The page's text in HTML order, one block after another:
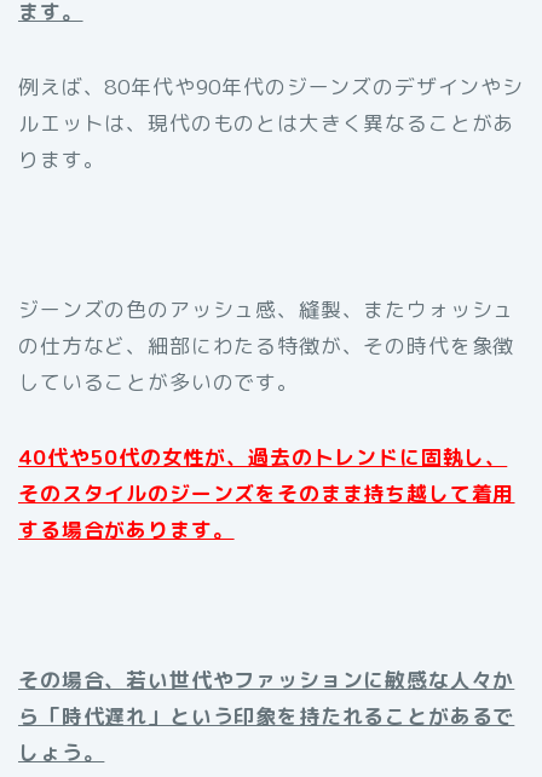
ます。
例えば、80年代や90年代のジーンズのデザインやシ
ルエットは、現代のものとは大きく異なることがあ
ります。
ジーンズの色のアッシュ感、縫製、またウォッシュ
の仕方など、細部にわたる特徴が、その時代を象徴
していることが多いのです。
40代や50代の女性が、過去のトレンドに固執し、
そのスタイルのジーンズをそのまま持ち越して着用
する場合があります。
その場合、若い世代やファッションに敏感な人々か
ら「時代遅れ」という印象を持たれることがあるで
しょう。